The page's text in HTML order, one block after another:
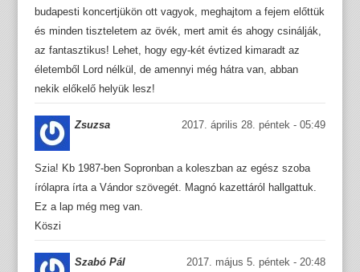
budapesti koncertjükön ott vagyok, meghajtom a fejem előttük
és minden tiszteletem az övék, mert amit és ahogy csinálják,
az fantasztikus! Lehet, hogy egy-két évtized kimaradt az
életemből Lord nélkül, de amennyi még hátra van, abban
nekik előkelő helyük lesz!
Zsuzsa 2017. április 28. péntek - 05:49
Szia! Kb 1987-ben Sopronban a koleszban az egész szoba
írólapra írta a Vándor szövegét. Magnó kazettáról hallgattuk.
Ez a lap még meg van.
Köszi
Szabó Pál 2017. május 5. péntek - 20:48